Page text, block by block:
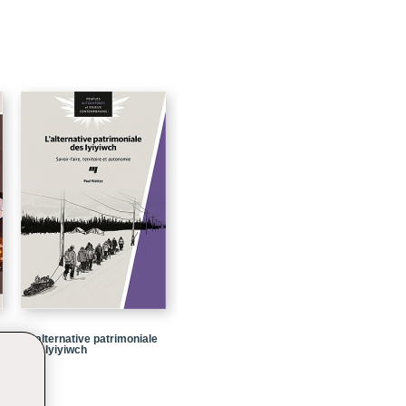
67
135
155
195
L' alternative patrimoniale
des Iyiyiwch